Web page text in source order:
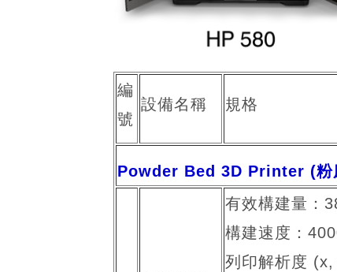
編
號
設備名稱 規格
Powder Bed 3D Printer (粉
有效構建量：
構建速度：
列印解析度